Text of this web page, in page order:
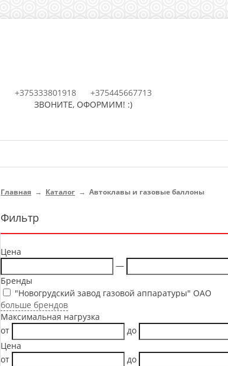
+375333801918
+375445667713
ЗВОНИТЕ, ОФОРМИМ! :)
Главная → Каталог → Автоклавы и газовые баллоны
Фильтр
Цена
—
Бренды
"Новогрудский завод газовой аппаратуры" ОАО
больше брендов
Максимальная нагрузка
от
до
Цена
от
до